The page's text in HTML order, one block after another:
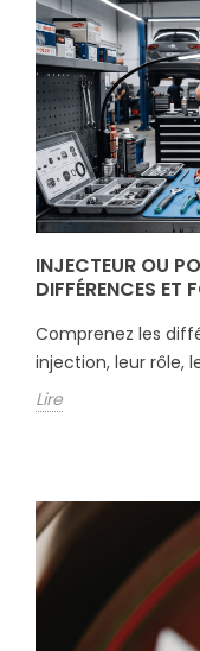
INJECTEUR OU
DIFFÉRENCES ET
Comprenez les
injection, leur rôle,
Lire